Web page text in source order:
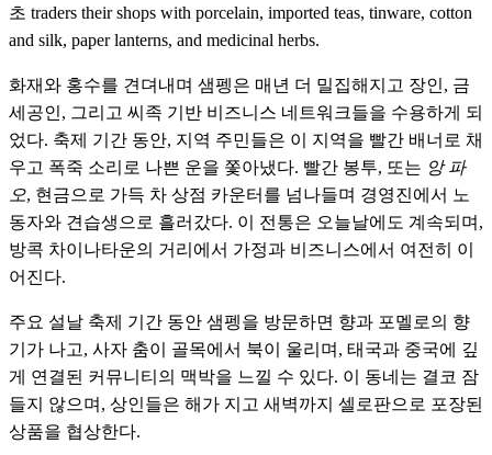
초 traders their shops with porcelain, imported teas, tinware, cotton
and silk, paper lanterns, and medicinal herbs.
화재와 홍수를 견뎌내며 샘펭은 매년 더 밀집해지고 장인, 금
세공인, 그리고 씨족 기반 비즈니스 네트워크들을 수용하게 되
었다. 축제 기간 동안, 지역 주민들은 이 지역을 빨간 배너로 채
우고 폭죽 소리로 나쁜 운을 쫓아냈다. 빨간 봉투, 또는 앙 파
오, 현금으로 가득 차 상점 카운터를 넘나들며 경영진에서 노
동자와 견습생으로 흘러갔다. 이 전통은 오늘날에도 계속되며,
방콕 차이나타운의 거리에서 가정과 비즈니스에서 여전히 이
어진다.
주요 설날 축제 기간 동안 샘펭을 방문하면 향과 포멜로의 향
기가 나고, 사자 춤이 골목에서 북이 울리며, 태국과 중국에 깊
게 연결된 커뮤니티의 맥박을 느낄 수 있다. 이 동네는 결코 잠
들지 않으며, 상인들은 해가 지고 새벽까지 셀로판으로 포장된
상품을 협상한다.